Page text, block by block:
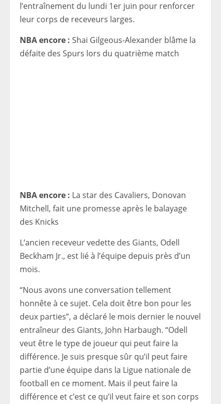
l’entraînement du lundi 1er juin pour renforcer
leur corps de receveurs larges.
NBA encore : Shai Gilgeous-Alexander blâme la
défaite des Spurs lors du quatrième match
NBA encore : La star des Cavaliers, Donovan
Mitchell, fait une promesse après le balayage
des Knicks
L’ancien receveur vedette des Giants, Odell
Beckham Jr., est lié à l’équipe depuis près d’un
mois.
“Nous avons une conversation tellement
honnête à ce sujet. Cela doit être bon pour les
deux parties”, a déclaré le mois dernier le nouvel
entraîneur des Giants, John Harbaugh. “Odell
veut être le type de joueur qui peut faire la
différence. Je suis presque sûr qu’il peut faire
partie d’une équipe dans la Ligue nationale de
football en ce moment. Mais il peut faire la
différence et c’est ce qu’il veut faire et son corps